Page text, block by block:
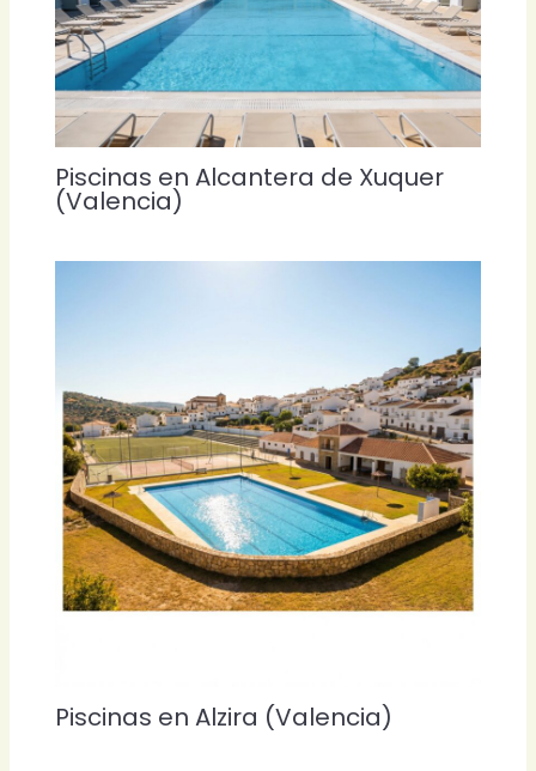
Piscinas en Alcantera de Xuquer
(Valencia)
Piscinas en Alzira (Valencia)